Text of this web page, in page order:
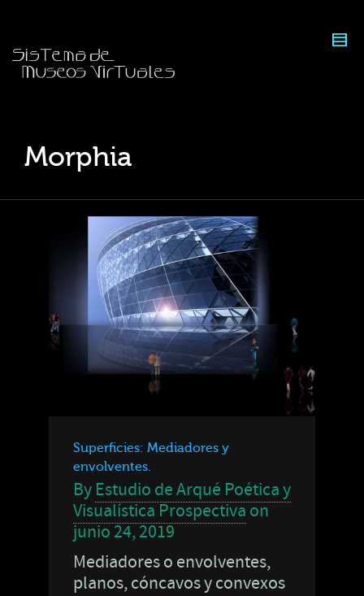
Morphia
Superficies: Mediadores y
envolventes.
By Estudio de Arqué Poética y
Visualística Prospectiva on
junio 24, 2019
Mediadores o envolventes,
planos, cóncavos y convexos